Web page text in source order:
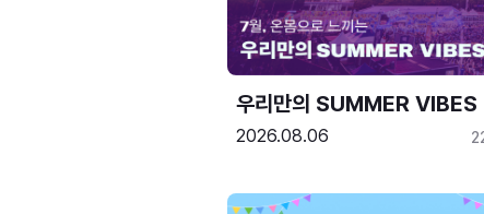
우리만의 SUMMER VIBES
2026.08.06